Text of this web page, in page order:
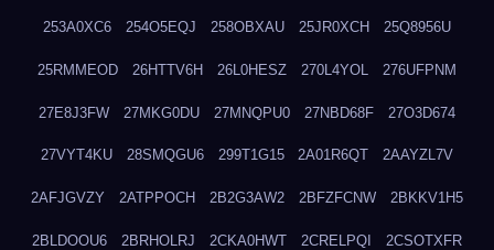
253A0XC6 254O5EQJ 258OBXAU 25JR0XCH 25Q8956U
25RMMEOD 26HTTV6H 26L0HESZ 270L4YOL 276UFPNM
27E8J3FW 27MKG0DU 27MNQPU0 27NBD68F 27O3D674
27VYT4KU 28SMQGU6 299T1G15 2A01R6QT 2AAYZL7V
2AFJGVZY 2ATPPOCH 2B2G3AW2 2BFZFCNW 2BKKV1H5
2BLDOOU6 2BRHOLRJ 2CKA0HWT 2CRELPQI 2CSOTXFR